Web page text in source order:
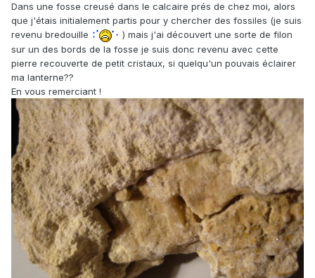
Dans une fosse creusé dans le calcaire prés de chez moi, alors
que j'étais initialement partis pour y chercher des fossiles (je suis
revenu bredouille
) mais j'ai découvert une sorte de filon
sur un des bords de la fosse je suis donc revenu avec cette
pierre recouverte de petit cristaux, si quelqu'un pouvais éclairer
ma lanterne??
En vous remerciant !